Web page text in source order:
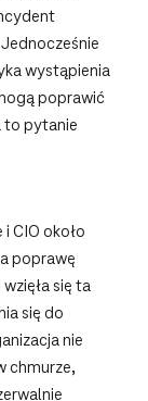
wystąpienia
poprawić
to pytanie
CIO około
poprawę
się ta
się do
nie
chmurze,